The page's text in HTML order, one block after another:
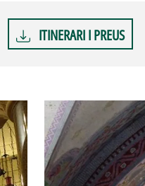
ITINERARI I PREUS